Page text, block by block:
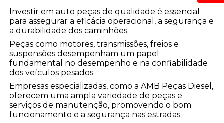
Investir em auto peças de qualidade é essencial
para assegurar a eficácia operacional, a segurança e
a durabilidade dos caminhões.
Peças como motores, transmissões, freios e
suspensões desempenham um papel
fundamental no desempenho e na confiabilidade
dos veículos pesados.
Empresas especializadas, como a AMB Peças Diesel,
oferecem uma ampla variedade de peças e
serviços de manutenção, promovendo o bom
funcionamento e a segurança nas estradas.